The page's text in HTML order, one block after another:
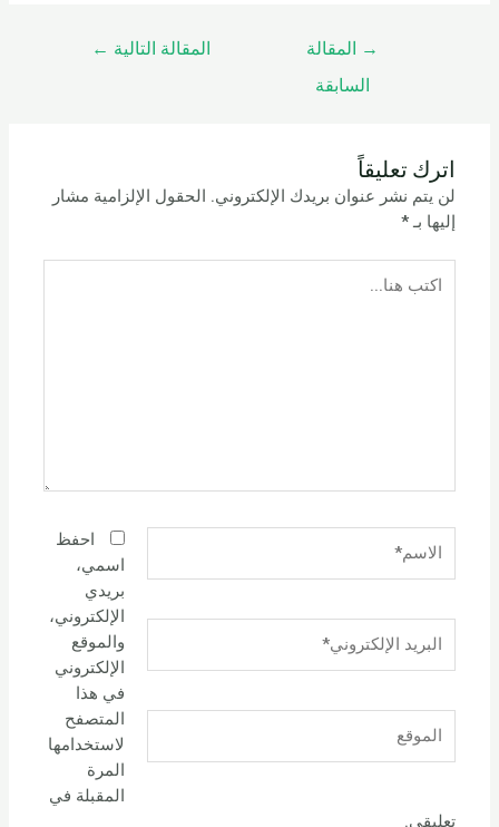
→
المقالة
السابقة
المقالة التالية ←
اترك تعليقاً
لن يتم نشر عنوان بريدك الإلكتروني. الحقول الإلزامية مشار
إليها بـ*
هنا...
الإلكتروني*
احفظ
اسمي،
بريدي
الإلكتروني،
والموقع
الإلكتروني
في هذا
المتصفح
لاستخدامها
المرة
المقبلة في
تعليقي.